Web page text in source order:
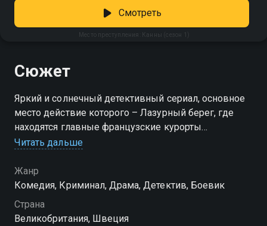
Место преступления: Канны (сезон 1)
Смотреть
Сюжет
Яркий и солнечный детективный сериал, основное
место действие которого – Лазурный берег, где
находятся главные французские курорты
преступления: Канны вы можете совершенно
бесплатно в хорошем HD качестве на Смотрёшке
Читать дальше
Жанр
Комедия, Криминал, Драма, Детектив, Боевик
Страна
Великобритания, Швеция